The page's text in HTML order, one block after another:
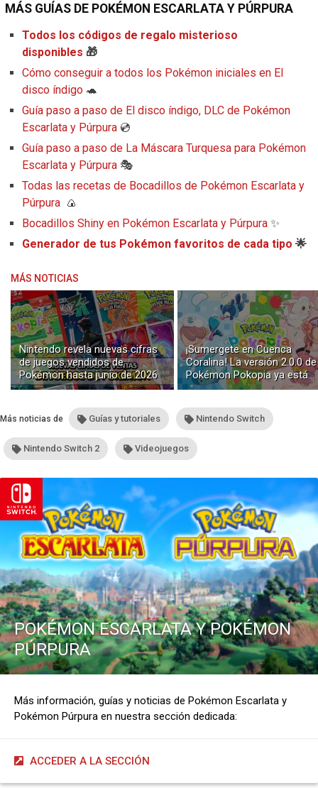
MÁS GUÍAS DE POKÉMON ESCARLATA Y PÚRPURA
Todos los códigos de regalo misterioso
disponibles 🎁
Cómo conseguir a todos los Pokémon iniciales en El
disco índigo 🐢
Guía paso a paso de El disco índigo, DLC de Pokémon
Escarlata y Púrpura 💿
Guía paso a paso de La Máscara Turquesa para Pokémon
Escarlata y Púrpura 🎭
Todas las recetas de Bocadillos de Pokémon Escarlata y
Púrpura 🍙
Bocadillos Shiny en Pokémon Escarlata y Púrpura ✨
Generador de tus Pokémon favoritos de cada tipo 🌟
MÁS NOTICIAS
Nintendo revela nuevas cifras
de juegos vendidos de
Pokémon hasta junio de 2026
¡Sumergete en Cuenca
Coralina! La versión 2.0.0 de
Pokémon Pokopia ya está
disponible con buceo y
Más noticias de Guías y tutoriales Nintendo Switch
Nintendo Switch 2 Videojuegos
POKÉMON ESCARLATA Y POKÉMON
PÚRPURA
Más información, guías y noticias de Pokémon Escarlata y
Pokémon Púrpura en nuestra sección dedicada:
ACCEDER A LA SECCIÓN